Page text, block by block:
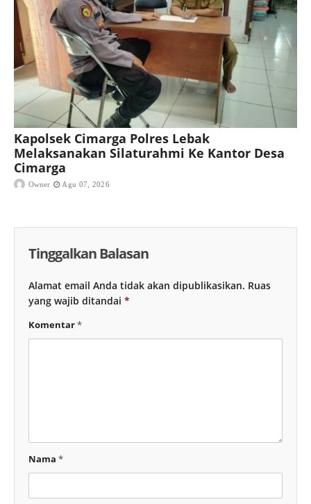
Kapolsek Cimarga Polres Lebak
Melaksanakan Silaturahmi Ke Kantor Desa
Cimarga
Owner Agu 07, 2026
Tinggalkan Balasan
Alamat email Anda tidak akan dipublikasikan. Ruas
yang wajib ditandai *
Komentar*
Nama *